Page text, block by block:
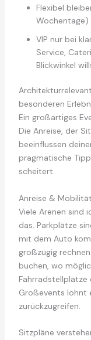
Flexibel
Wochentage)
VIP nur bei
Service,
Blickwinkel
besonderen
Ein großartiges
Die Anreise, der
beeinflussen
pragmatische
scheitert.
Anreise & Mobilität
Viele Arenen sind
das. Parkplätze
mit dem Auto
großzügig
buchen, wo
Fahrradstellplätze
Großevents lohnt
zurückzugreifen.
Sitzpläne